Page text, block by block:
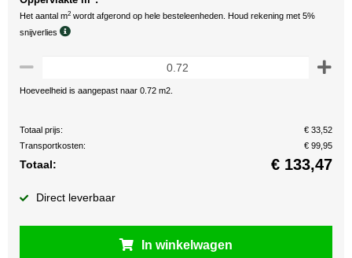
Het aantal m2 wordt afgerond op hele besteleenheden. Houd rekening met 5%
snijverlies
Hoeveelheid is aangepast naar 0.72 m2.
Totaal prijs:
€ 33,52
Transportkosten:
€ 99,95
Totaal: € 133,47
Direct leverbaar
In winkelwagen